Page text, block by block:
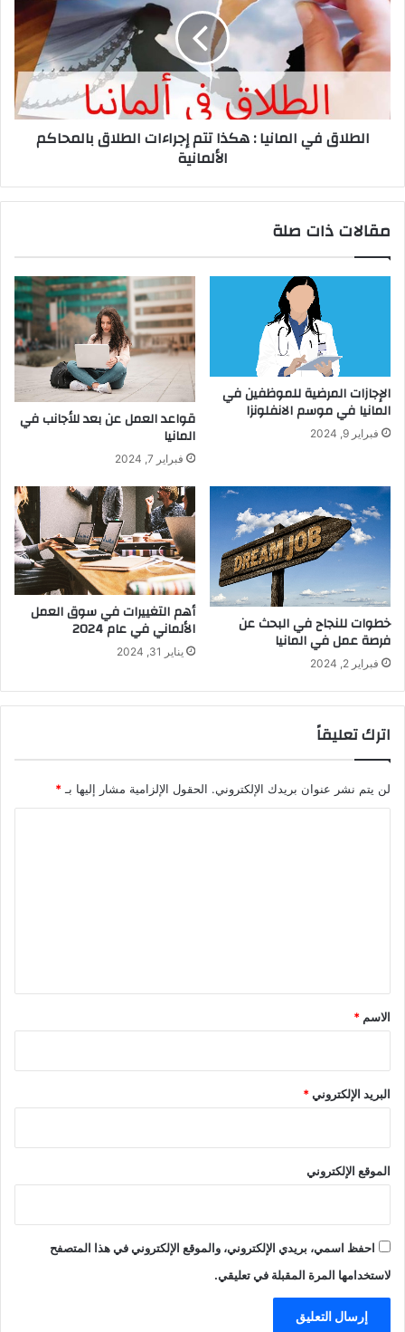
هكذا
تتم
بالمحاكم
الألمانيةالطلاق في المانيا : هكذا تتم إجراءات الطلاق بالمحاكم
الألمانية
مقالات ذات صلة
الإجازات المرضية للموظفين في
المانيا في موسم الانفلونزا
فبراير 9, 2024
قواعد العمل عن بعد للأجانب في
المانيا
فبراير 7, 2024
خطوات للنجاح في البحث عن
فرصة عمل في المانيا
فبراير 2, 2024
أهم التغييرات في سوق العمل
الألماني في عام 2024
يناير 31, 2024
اترك تعليقاً
لن يتم نشر عنوان بريدك الإلكتروني. الحقول الإلزامية مشار إليها بـ *
*
الاسم *
البريد الإلكتروني*
الموقع الإلكتروني
احفظ اسمي، بريدي الإلكتروني، والموقع الإلكتروني في هذا المتصفح
لاستخدامها المرة المقبلة في تعليقي.